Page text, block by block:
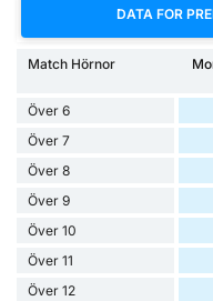
DATA FOR
Match Hörnor
Över 6
Över 7
Över 8
Över 9
Över 10
Över 11
Över 12